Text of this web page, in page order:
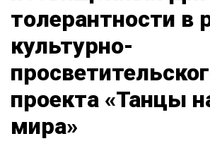
толерантности в
культурно-
проекта «Танцы
мира»